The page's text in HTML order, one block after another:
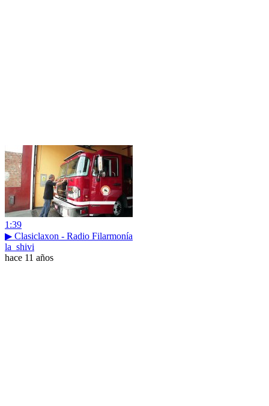
1:39
▶ Clasiclaxon - Radio Filarmonía
la_shivi
hace 11 años